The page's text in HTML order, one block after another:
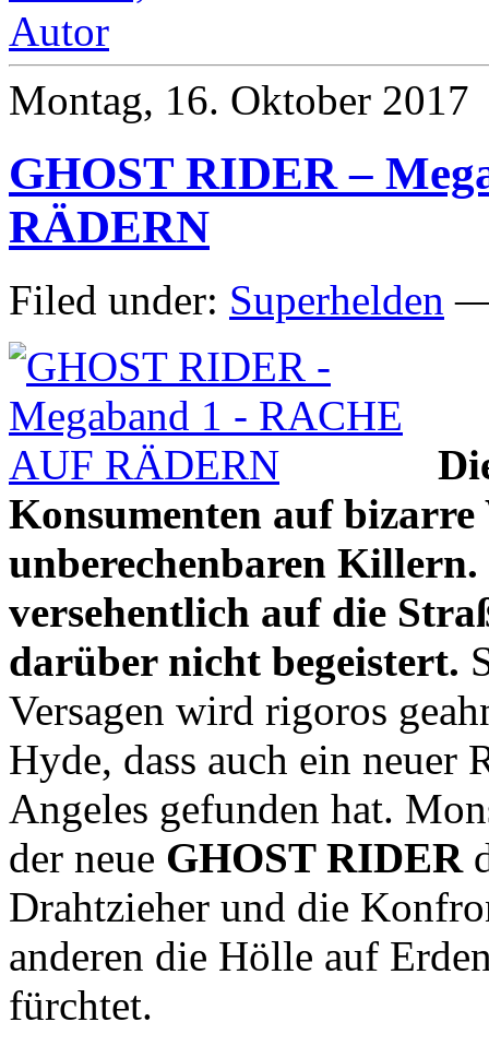
Montag, 16. Oktober 2017
GHOST RIDER –
RÄDERN
Filed under: Superhelden —
Konsumenten auf bizarre
unberechenbaren
versehentlich auf die
darüber nicht begeistert.
Versagen wird rigoros
Hyde, dass auch ein neuer
Angeles gefunden hat.
der neue GHOST RIDER
Drahtzieher und die
anderen die Hölle auf
fürchtet.